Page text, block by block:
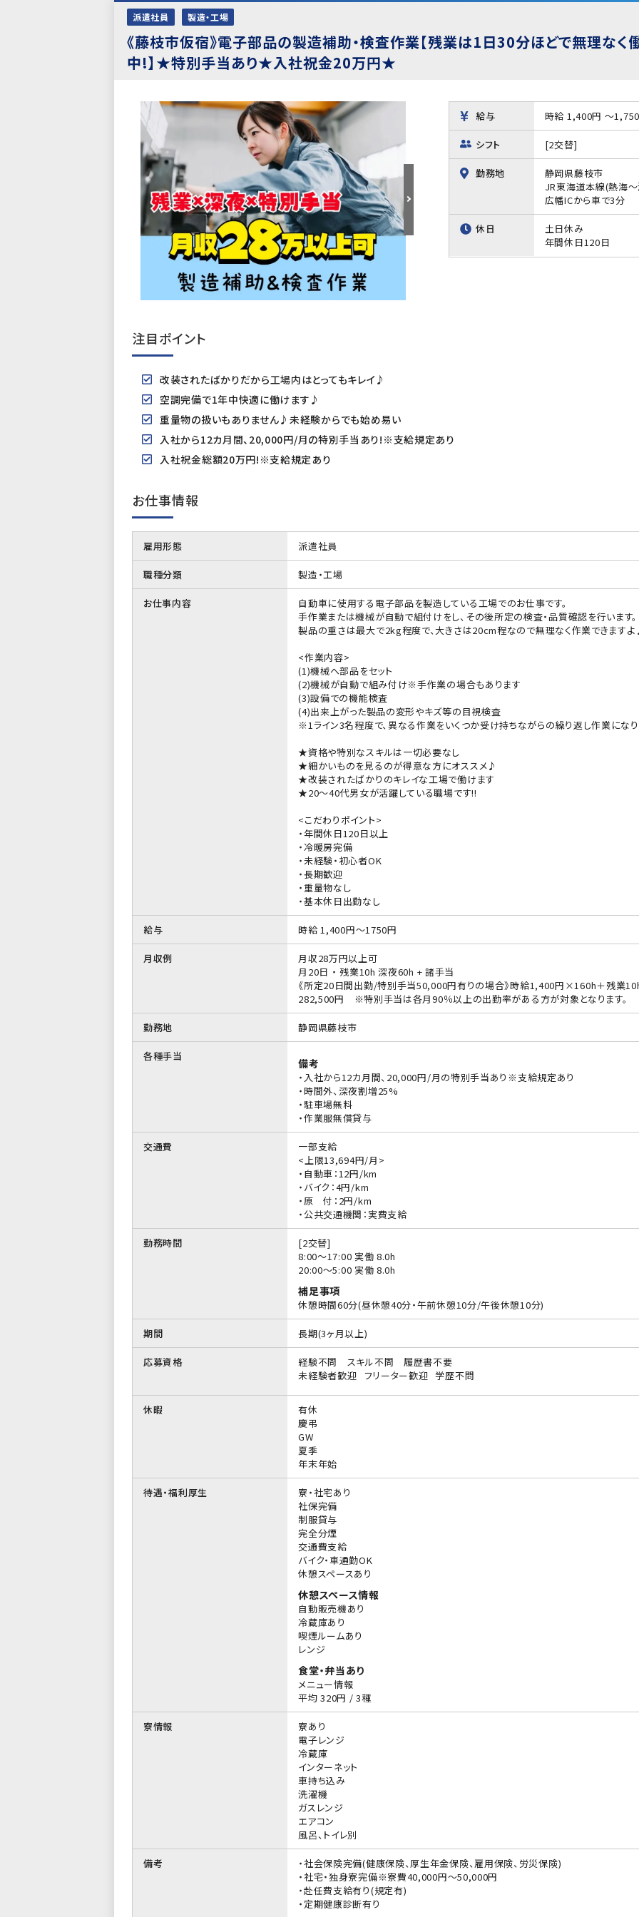
派遣社員 製造・工場
《藤枝市仮宿》電子部品の製造補助・検査作業【残業は1日30分ほどで無理な
中!】★特別手当あり★入社祝金20万円★
給与 時給 1,400円 ～
シフト [2交替]
勤務地
静岡県藤枝市
JR東海道本線(熱海
広幡ICから車で3分
休日
土日休み
年間休日120日
注目ポイント
改装されたばかりだから工場内はとってもキレイ♪
空調完備で1年中快適に働けます♪
重量物の扱いもありません♪未経験からでも始め易い
入社から12カ月間、20,000円/月の特別手当あり!※支給規定あり
入社祝金総額20万円!※支給規定あり
お仕事情報
雇用形態 派遣社員
職種分類 製造・工場
お仕事内容
自動車に使用する電子部品を製造している工場でのお仕事です。
手作業または機械が自動で組付けをし、その後所定の検査・品質確認を行います。
製品の重さは最大で2kg程度で、大きさは20cm程なので無理なく作業できます
<作業内容>
(1)機械へ部品をセット
(2)機械が自動で組み付け※手作業の場合もあります
(3)設備での機能検査
(4)出来上がった製品の変形やキズ等の目視検査
※1ライン3名程度で、異なる作業をいくつか受け持ちながらの繰り返し作業になり
★資格や特別なスキルは一切必要なし
★細かいものを見るのが得意な方にオススメ♪
★改装されたばかりのキレイな工場で働けます
★20～40代男女が活躍している職場です!!
<こだわりポイント>
・年間休日120日以上
・冷暖房完備
・未経験・初心者OK
・長期歓迎
・重量物なし
・基本休日出勤なし
給与 時給 1,400円～1750円
月収例
月収28万円以上可
月20日 ・ 残業10h 深夜60h + 諸手当
《所定20日間出勤/特別手当50,000円有りの場合》時給1,400円×160h＋残業
282,500円 ※特別手当は各月90％以上の出勤率がある方が対象となります。
勤務地 静岡県藤枝市
各種手当
備考
・入社から12カ月間、20,000円/月の特別手当あり※支給規定あり
・時間外、深夜割増25%
・駐車場無料
・作業服無償貸与
交通費
一部支給
<上限13,694円/月>
・自動車：12円/km
・バイク：4円/km
・原 付：2円/km
・公共交通機関：実費支給
勤務時間
[2交替]
8:00〜17:00 実働 8.0h
20:00〜5:00 実働 8.0h
補足事項
休憩時間60分(昼休憩40分・午前休憩10分/午後休憩10分)
期間 長期(3ヶ月以上)
応募資格
経験不問 スキル不問 履歴書不要
未経験者歓迎
フリーター歓迎 学歴不問
休暇
有休
慶弔
GW
夏季
年末年始
待遇・福利厚生
寮・社宅あり
社保完備
制服貸与
完全分煙
交通費支給
バイク・車通勤OK
休憩スペースあり
休憩スペース情報
自動販売機あり
冷蔵庫あり
喫煙ルームあり
レンジ
食堂・弁当あり
メニュー情報
平均 320円 / 3種
寮情報
寮あり
電子レンジ
冷蔵庫
インターネット
車持ち込み
洗濯機
ガスレンジ
エアコン
風呂、トイレ別
備考
・社会保険完備(健康保険、厚生年金保険、雇用保険、労災保険)
・社宅・独身寮完備※寮費40,000円～50,000円
・赴任費支給有り(規定有)
・定期健康診断有り